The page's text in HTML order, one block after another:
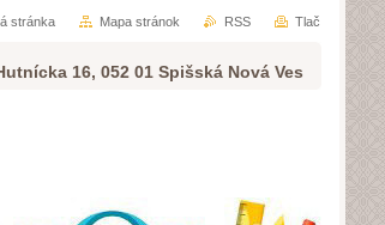
16, 052 01 Spišská Nová Ves
stránka Mapa stránok RSS Tlač